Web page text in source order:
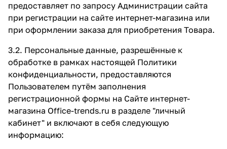
предоставляет по запросу Администрации сайта
при регистрации на сайте интернет-магазина или
при оформлении заказа для приобретения Товара.
3.2. Персональные данные, разрешённые к
обработке в рамках настоящей Политики
конфиденциальности, предоставляются
Пользователем путём заполнения
регистрационной формы на Сайте интернет-
магазина Office-trends.ru в разделе "личный
кабинет" и включают в себя следующую
информацию: